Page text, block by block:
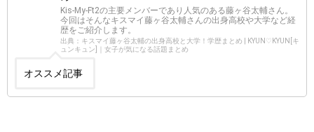
Kis-My-Ft2の主要メンバーであり人気のある藤ヶ谷太輔さん。
今回はそんなキスマイ藤ヶ谷太輔さんの出身高校や大学など経
歴をご紹介します。
出典：キスマイ藤ヶ谷太輔の出身高校と大学！学歴まとめ | KYUN♡KYUN[キ
ュンキュン]｜女子が気になる話題まとめ
オススメ記事